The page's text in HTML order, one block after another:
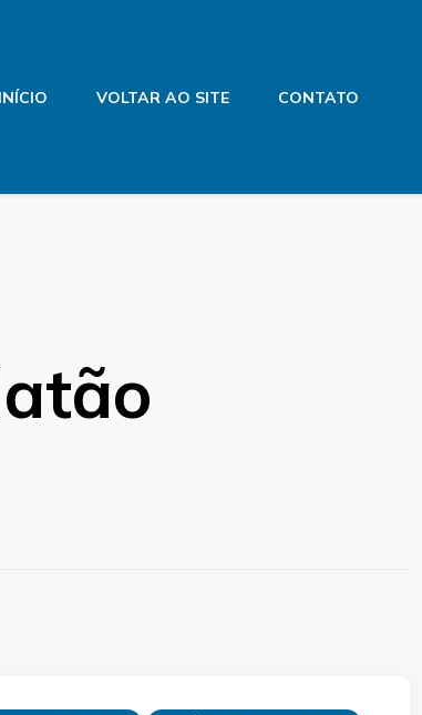
INÍCIO VOLTAR AO SITE CONTATO